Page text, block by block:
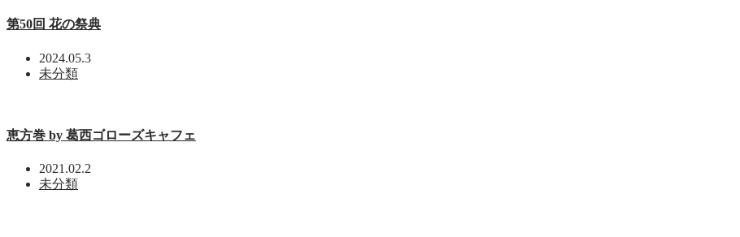
第50回 花の祭典
2024.05.3
未分類
恵方巻 by 葛西ゴローズキャフェ
2021.02.2
未分類